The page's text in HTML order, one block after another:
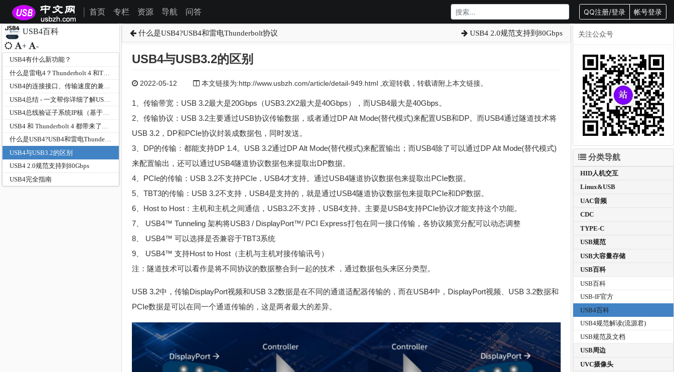
首页 专栏 资源 导航 问答 QQ注册/登录 帐号登录
USB4百科
+ -
USB4有什么新功能？
USB4的连接接口、传输速度的兼容性
USB4总线验证子系统IP核（基于Synopsys）
什么是USB4?USB4和雷电Thunderbolt协议
USB4与USB3.2的区别
USB4 2.0规范支持到80Gbps
USB4完全指南
什么是USB4?USB4和雷电Thunderbolt协议 USB4 2.0规范支持到80Gbps
USB4与USB3.2的区别
2022-05-12 本文链接为:http://www.usbzh.com/article/detail-949.html ,欢迎转载，转载请附上本文链接。
1、传输带宽：USB 3.2最大是20Gbps（USB3.2X2最大是40Gbps），而USB4最大是40Gbps。
2、传输协议：USB 3.2主要通过USB协议传输数据，或者通过DP Alt Mode(替代模式)来配置USB和DP。而USB4通过隧道技术将
USB 3.2，DP和PCIe协议封装成数据包，同时发送。
3、DP的传输：都能支持DP 1.4。USB 3.2通过DP Alt Mode(替代模式)来配置输出；而USB4除了可以通过DP Alt Mode(替代模式)
来配置输出，还可以通过USB4隧道协议数据包来提取出DP数据。
4、PCIe的传输：USB 3.2不支持PCIe，USB4才支持。通过USB4隧道协议数据包来提取出PCIe数据。
5、TBT3的传输：USB 3.2不支持，USB4是支持的，就是通过USB4隧道协议数据包来提取PCIe和DP数据。
6、Host to Host：主机和主机之间通信，USB3.2不支持，USB4支持。主要是USB4支持PCIe协议才能支持这个功能。
7、 USB4™ Tunneling 架构将USB3 / DisplayPort™/ PCI Express打包在同一接口传输，各协议频宽分配可以动态调整
8、 USB4™ 可以选择是否兼容于TBT3系统
9、 USB4™ 支持Host to Host（主机与主机对接传输讯号）
注：隧道技术可以看作是将不同协议的数据整合到一起的技术 ，通过数据包头来区分类型。
USB 3.2中，传输DisplayPort视频和USB 3.2数据是在不同的通道适配器传输的，而在USB4中，DisplayPort视频、USB 3.2数据和
PCIe数据是可以在同一个通道传输的，这是两者最大的差异。
关注公众号
分类导航
HID人机交互
Linux&USB
UAC音频
CDC
TYPE-C
USB规范
USB大容量存储
USB百科
USB百科
USB-IF官方
USB4百科
USB4规范解读(流源君)
USB规范及文档
USB周边
UVC摄像头